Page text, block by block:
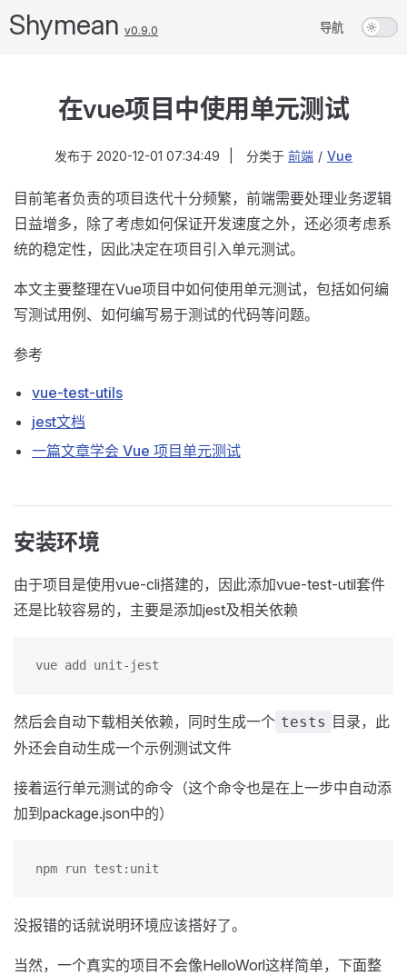
Shymean v0.9.0 导航
在vue项目中使用单元测试
发布于 2020-12-01 07:34:49 分类于 前端 / Vue
目前笔者负责的项目迭代十分频繁，前端需要处理业务逻辑
日益增多，除了考虑如何保证开发速度之外，还必须考虑系
统的稳定性，因此决定在项目引入单元测试。
本文主要整理在Vue项目中如何使用单元测试，包括如何编
写测试用例、如何编写易于测试的代码等问题。
参考
vue-test-utils
jest文档
一篇文章学会 Vue 项目单元测试
安装环境
由于项目是使用vue-cli搭建的，因此添加vue-test-util套件
还是比较容易的，主要是添加jest及相关依赖
vue add unit-jest
然后会自动下载相关依赖，同时生成一个 tests 目录，此
外还会自动生成一个示例测试文件
接着运行单元测试的命令（这个命令也是在上一步中自动添
加到package.json中的）
npm run test:unit
没报错的话就说明环境应该搭好了。
当然，一个真实的项目不会像HelloWorl这样简单，下面整